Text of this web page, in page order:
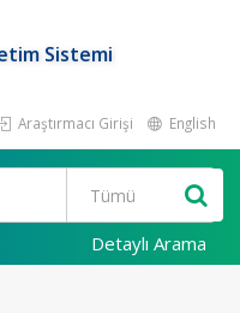
Sistemi
Araştırmacı Girişi English
Detaylı Arama